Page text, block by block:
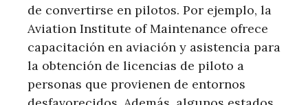
de convertirse en pilotos. Por ejemplo, la
Aviation Institute of Maintenance ofrece
capacitación en aviación y asistencia para
la obtención de licencias de piloto a
personas que provienen de entornos